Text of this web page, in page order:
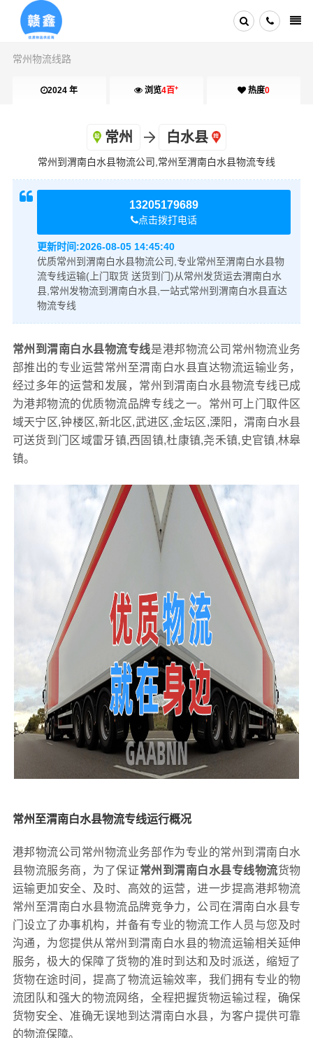
常州物流线路
2024 年 浏览4百+ 热度0
常州 白水县
常州到渭南白水县物流公司,常州至渭南白水县物流专线
13205179689
点击拨打电话
更新时间:2026-08-05 14:45:40
优质常州到渭南白水县物流公司,专业常州至渭南白水县物
流专线运输(上门取货 送货到门)从常州发货运去渭南白水
县,常州发物流到渭南白水县,一站式常州到渭南白水县直达
物流专线
常州到渭南白水县物流专线是港邦物流公司常州物流业务
部推出的专业运营常州至渭南白水县直达物流运输业务，
经过多年的运营和发展，常州到渭南白水县物流专线已成
为港邦物流的优质物流品牌专线之一。常州可上门取件区
域天宁区,钟楼区,新北区,武进区,金坛区,溧阳，渭南白水县
可送货到门区域雷牙镇,西固镇,杜康镇,尧禾镇,史官镇,林皋
镇。
常州至渭南白水县物流专线运行概况
港邦物流公司常州物流业务部作为专业的常州到渭南白水
县物流服务商，为了保证常州到渭南白水县专线物流货物
运输更加安全、及时、高效的运营，进一步提高港邦物流
常州至渭南白水县物流品牌竞争力，公司在渭南白水县专
门设立了办事机构，并备有专业的物流工作人员与您及时
沟通，为您提供从常州到渭南白水县的物流运输相关延伸
服务，极大的保障了货物的准时到达和及时派送，缩短了
货物在途时间，提高了物流运输效率，我们拥有专业的物
流团队和强大的物流网络，全程把握货物运输过程，确保
货物安全、准确无误地到达渭南白水县，为客户提供可靠
的物流保障。